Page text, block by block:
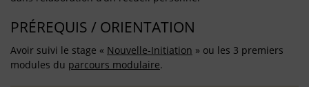
PRÉREQUIS / ORIENTATION
Avoir suivi le stage « Nouvelle-Initiation » ou les 3 premiers
modules du parcours modulaire.